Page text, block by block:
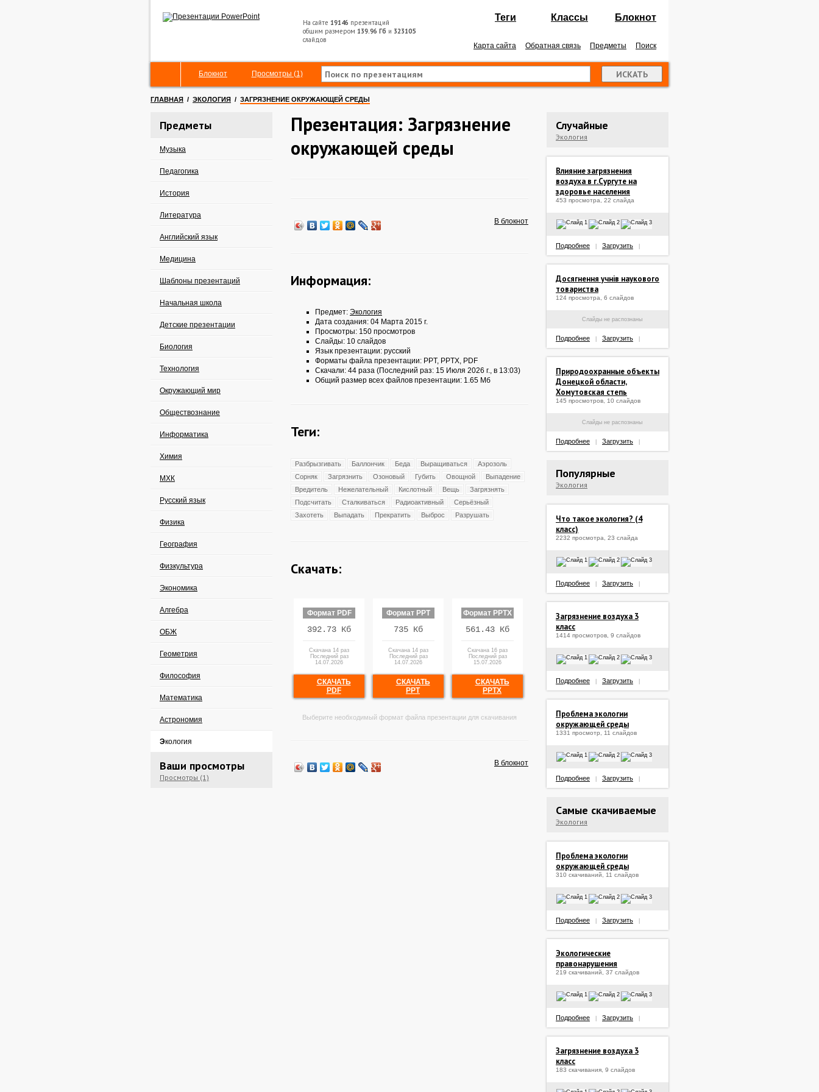
На сайте 19146 презентаций
общим размером 139.96 Гб и 323105
слайдов
Теги Классы Блокнот
Карта сайта Обратная связь Предметы Поиск
Блокнот Просмотры (1)
ГЛАВНАЯ / ЭКОЛОГИЯ / ЗАГРЯЗНЕНИЕ ОКРУЖАЮЩЕЙ СРЕДЫ
Предметы
Музыка
Педагогика
История
Литература
Английский язык
Медицина
Шаблоны презентаций
Начальная школа
Детские презентации
Биология
Технология
Окружающий мир
Обществознание
Информатика
Химия
МХК
Русский язык
Физика
География
Физкультура
Экономика
Алгебра
ОБЖ
Геометрия
Философия
Математика
Астрономия
Экология
Ваши просмотры
Просмотры (1)
Презентация: Загрязнение
окружающей среды
В блокнот
Информация:
Предмет: Экология
Дата создания: 04 Марта 2015 г.
Просмотры: 150 просмотров
Слайды: 10 слайдов
Язык презентации: русский
Форматы файла презентации: PPT, PPTX, PDF
Скачали: 44 раза (Последний раз: 15 Июля 2026 г., в 13:03)
Общий размер всех файлов презентации: 1.65 Мб
Теги:
Разбрызгивать Баллончик Беда Выращиваться
Аэрозоль
Сорняк
Загрязнить Озоновый Губить Овощной
Выпадение
Вредитель
Нежелательный Кислотный Вещь
Загрязнять
Подсчитать
Сталкиваться Радиоактивный
Серьёзный
Захотеть
Выпадать Прекратить Выброс Разрушать
Скачать:
Формат PDF
392.73 Кб
Скачана 14 раз
Последний раз
14.07.2026
СКАЧАТЬ
PDF
Формат PPT
735 Кб
Скачана 14 раз
Последний раз
14.07.2026
СКАЧАТЬ
PPT
Формат PPTX
561.43 Кб
Скачана 16 раз
Последний раз
15.07.2026
СКАЧАТЬ
PPTX
Выберите необходимый формат файла презентации для скачивания
В блокнот
Случайные
Экология
Влияние загрязнения
воздуха в г.Сургуте на
здоровье населения
453 просмотра, 22 слайда
Подробнее Загрузить
Досягнення учнів наукового
товариства
124 просмотра, 6 слайдов
Слайды не распознаны
Подробнее Загрузить
Природоохранные объекты
Донецкой области,
Хомутовская степь
145 просмотров, 10 слайдов
Слайды не распознаны
Подробнее Загрузить
Популярные
Экология
Что такое экология? (4
класс)
2232 просмотра, 23 слайда
Подробнее Загрузить
Загрязнение воздуха 3
класс
1414 просмотров, 9 слайдов
Подробнее Загрузить
Проблема экологии
окружающей среды
1331 просмотр, 11 слайдов
Подробнее Загрузить
Самые скачиваемые
Экология
Проблема экологии
окружающей среды
310 скачиваний, 11 слайдов
Подробнее Загрузить
Экологические
правонарушения
219 скачиваний, 37 слайдов
Подробнее Загрузить
Загрязнение воздуха 3
класс
183 скачивания, 9 слайдов